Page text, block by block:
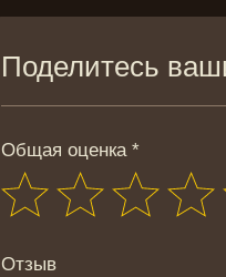
Поделитесь
Общая оценка *
Отзыв